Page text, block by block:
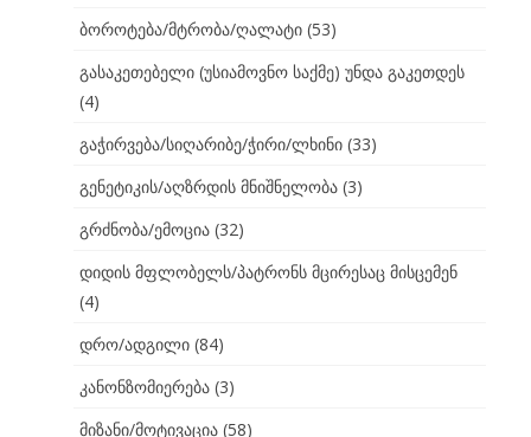
ბოროტება/მტრობა/ღალატი (53)
გასაკეთებელი (უსიამოვნო საქმე) უნდა გაკეთდეს
(4)
გაჭირვება/სიღარიბე/ჭირი/ლხინი (33)
გენეტიკის/აღზრდის მნიშნელობა (3)
გრძნობა/ემოცია (32)
დიდის მფლობელს/პატრონს მცირესაც მისცემენ
(4)
დრო/ადგილი (84)
კანონზომიერება (3)
მიზანი/მოტივაცია (58)